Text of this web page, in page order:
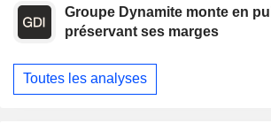
Groupe Dynamite monte en
préservant ses marges
Toutes les analyses